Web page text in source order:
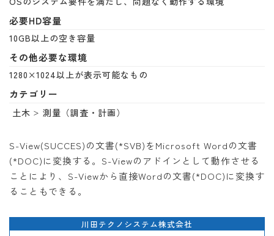
必要HD容量
10GB以上の空き容量
その他必要な環境
1280×1024以上が表示可能なもの
カテゴリー
土木 測量（調査・計画）
S-View(SUCCES)の文書(*SVB)をMicrosoft Wordの文書
(*DOC)に変換する。S-Viewのアドインとして動作させる
ことにより、S-Viewから直接Wordの文書(*DOC)に変換す
ることもできる。
川田テクノシステム株式会社